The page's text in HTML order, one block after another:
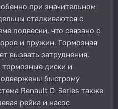
при значительном
сталкиваются с
подвески, что связано с
и пружин. Тормозная
вызвать затруднения,
тормозные диски и
быстрому
Renault D-Series также
рейка и насос